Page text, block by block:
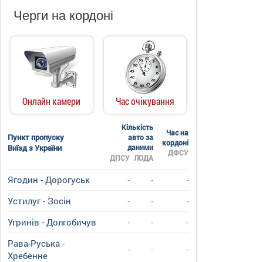
Черги на кордоні
Онлайн камери Час очікування
Пункт пропуску
Виїзд з України
Кількість
авто за
даними
Час на
кордоні
ДФСУ
ДПСУ ЛОДА
Ягодин - Дорогуськ - -
-
Устилуг - Зосін
- -
-
Угринiв - Долгобичув
- -
-
Рава-Руська -
Хребенне
- - -